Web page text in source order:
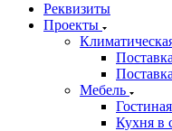
Реквизиты
Проекты
Мебель
Кухня в